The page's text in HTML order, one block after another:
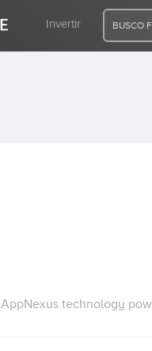
Invertir BUSCO
AppNexus technology